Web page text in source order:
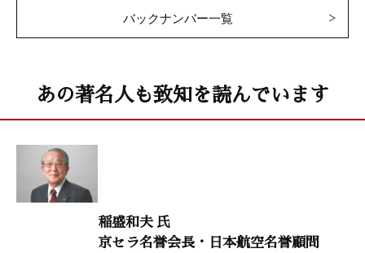
二十代をどう生きるか
「入社式での訓辞を実践し続けたことで、人生がひらけた」
四書五経の名言に学ぶ 2
田口佳史（東洋思想研究家）
仕事と人生に生かすドラッカーの教え 38
「私人の徳を社会の福利の基盤とする」
佐藤 等（ドラッカー学会理事）
バックナンバー一覧
あの著名人も致知を読んでいます
稲盛和夫 氏
京セラ名誉会長・日本航空名誉顧問